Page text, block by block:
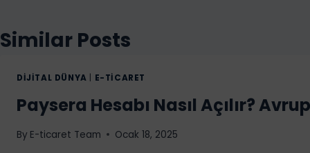
Similar Posts
DIJITAL DÜNYA E-TICARET
Paysera Hesabı Nasıl Açılır?
By E-ticaret Team Ocak 18, 2025